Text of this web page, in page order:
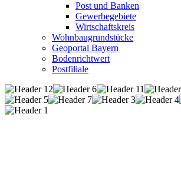
Post und Banken
Gewerbegebiete
Wirtschaftskreis
Wohnbaugrundstücke
Geoportal Bayern
Bodenrichtwert
Postfiliale